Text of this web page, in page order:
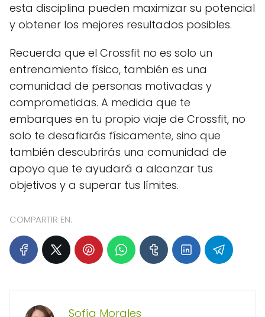
esta disciplina pueden maximizar su potencial
y obtener los mejores resultados posibles.
Recuerda que el Crossfit no es solo un
entrenamiento físico, también es una
comunidad de personas motivadas y
comprometidas. A medida que te
embarques en tu propio viaje de Crossfit, no
solo te desafiarás físicamente, sino que
también descubrirás una comunidad de
apoyo que te ayudará a alcanzar tus
objetivos y a superar tus límites.
COMPARTIR EN:
Sofía Morales